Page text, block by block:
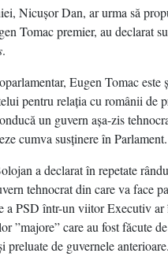
Nicuşor Dan, ar urma să
Tomac premier, au declarat
.
Eugen Tomac este
pentru relaţia cu românii de
un guvern aşa-zis
cumva susţinere în Parlament.
a declarat în repetate
tehnocrat din care va face
a PSD într-un viitor Executiv ar
”majore” care au fost făcute
preluate de guvernele anterioare.